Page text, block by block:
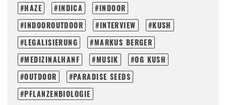
HAZE
INDICA
INDOOR
INDOOROUTDOOR
INTERVIEW
KUSH
LEGALISIERUNG
MARKUS BERGER
MEDIZINALHANF
MUSIK
OG KUSH
OUTDOOR
PARADISE SEEDS
PFLANZENBIOLOGIE